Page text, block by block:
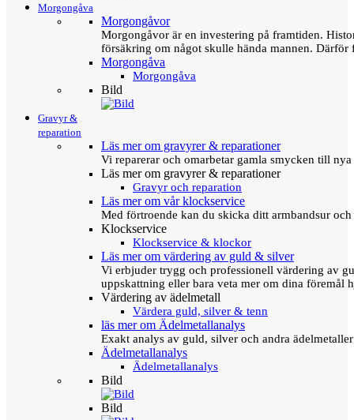
Morgongåva
Morgongåvor
Morgongåvor är en investering på framtiden.
försäkring om något skulle hända mannen.
Morgongåva
Morgongåva
Bild
Gravyr &
reparation
Läs mer om gravyrer & reparationer
Vi reparerar och omarbetar gamla smycken till
Läs mer om gravyrer & reparationer
Gravyr och reparation
Läs mer om vår klockservice
Med förtroende kan du skicka ditt armbandsur
Klockservice
Klockservice & klockor
Läs mer om värdering av guld & silver
Vi erbjuder trygg och professionell värdering av
uppskattning eller bara veta mer om dina föremål
Värdering av ädelmetall
Värdera guld, silver & tenn
läs mer om Ädelmetallanalys
Exakt analys av guld, silver och andra
Ädelmetallanalys
Ädelmetallanalys
Bild
Bild